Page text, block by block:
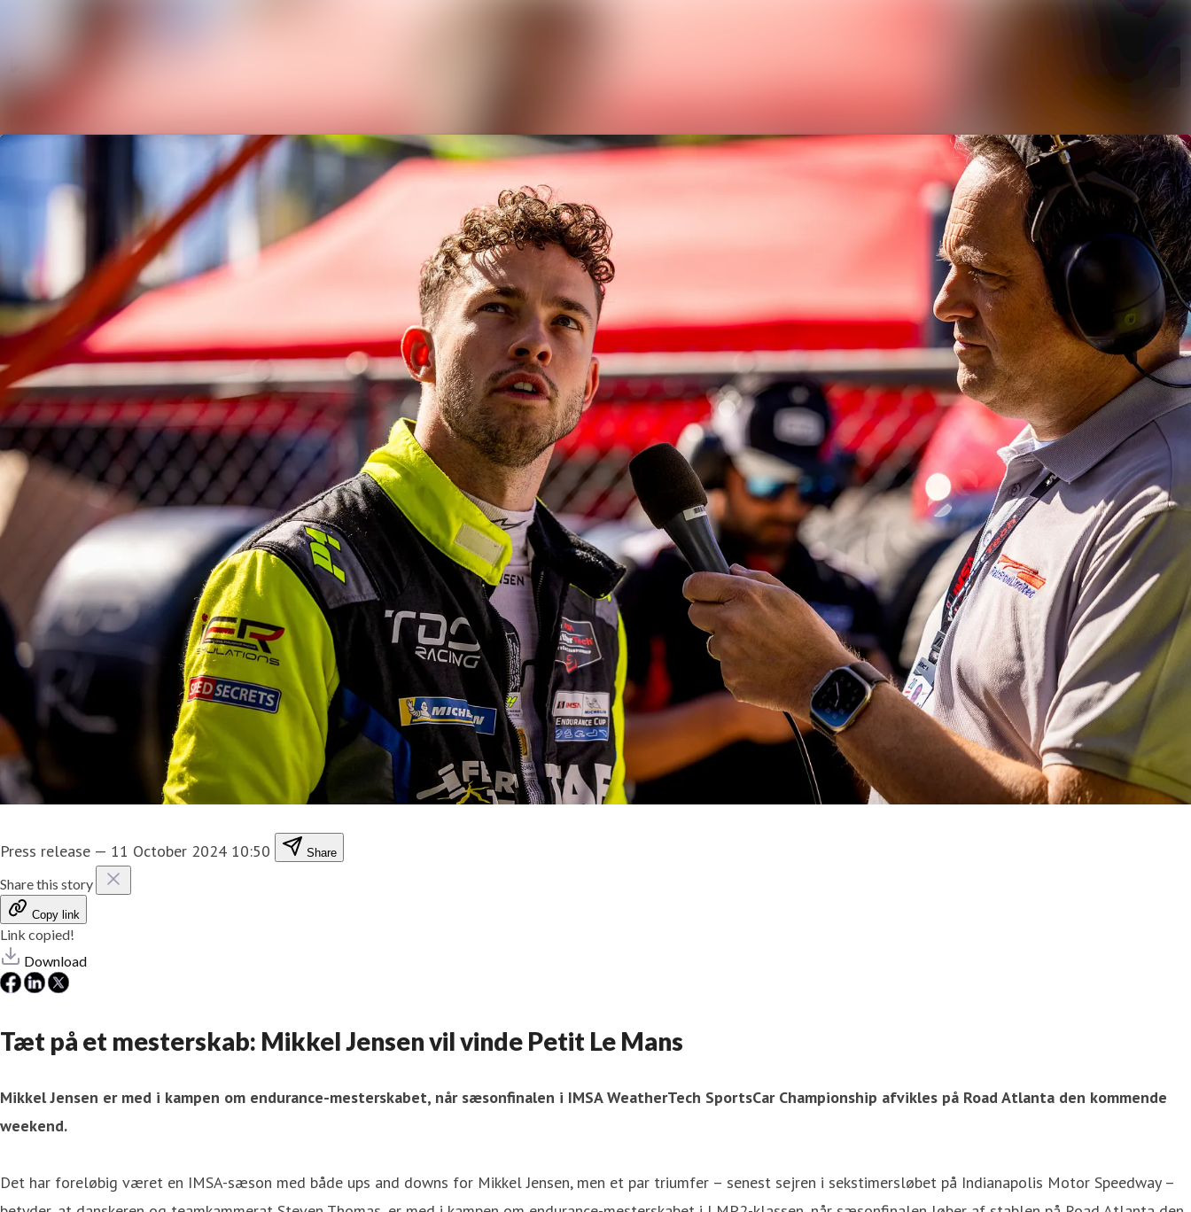
Press release — 11 October 2024 10:50 Share
Share this story
Copy link
Link copied!
Download
Tæt på et mesterskab: Mikkel Jensen vil vinde Petit Le Mans
Mikkel Jensen er med i kampen om endurance-mesterskabet, når sæsonfinalen i IMSA WeatherTech SportsCar Championship afvikles på Road Atlanta den kommende
weekend.
Det har foreløbig været en IMSA-sæson med både ups and downs for Mikkel Jensen, men et par triumfer – senest sejren i sekstimersløbet på Indianapolis Motor Speedway –